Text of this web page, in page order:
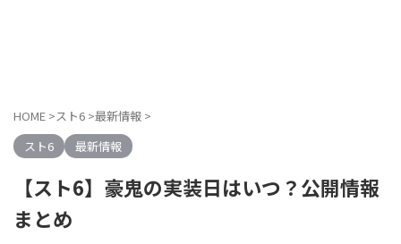
HOME >スト6 >最新情報 >
スト6
最新情報
【スト6】豪鬼の実装日はいつ？公開情報
まとめ